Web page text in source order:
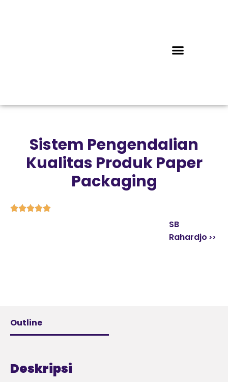
Sistem Pengendalian
Kualitas Produk Paper
Packaging

SB
Rahardjo
Outline
Deskripsi